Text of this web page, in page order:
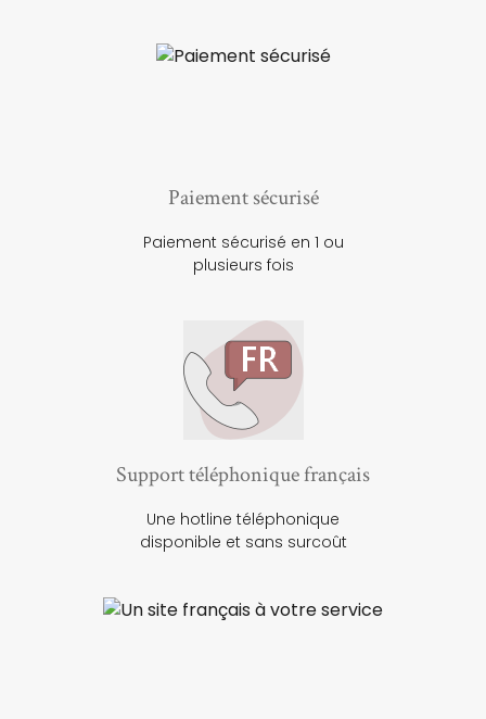
Paiement sécurisé
Paiement sécurisé en 1 ou
plusieurs fois
Support téléphonique français
Une hotline téléphonique
disponible et sans surcoût